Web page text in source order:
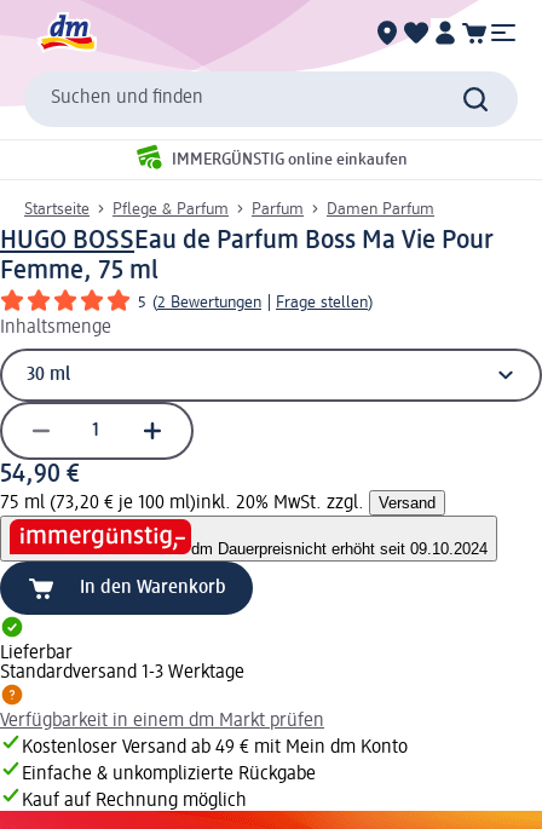
Suchen und finden
IMMERGÜNSTIG online einkaufen
Startseite Pflege & Parfum Parfum Damen Parfum
HUGO BOSSEau de Parfum Boss Ma Vie Pour
Femme, 75 ml
5 (2 Bewertungen Frage stellen)
Inhaltsmenge
54,90 €
75 ml (73,20 € je 100 ml)inkl. 20% MwSt. zzgl. Versand
dm Dauerpreisnicht erhöht seit 09.10.2024
In den Warenkorb
Lieferbar
Standardversand 1-3 Werktage
Verfügbarkeit in einem dm Markt prüfen
Kostenloser Versand ab 49 € mit Mein dm Konto
Einfache & unkomplizierte Rückgabe
Kauf auf Rechnung möglich